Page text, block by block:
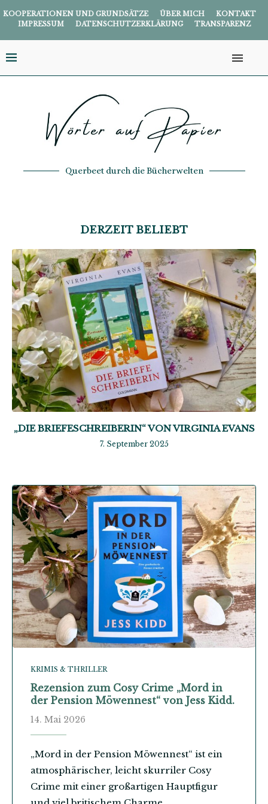
KOOPERATIONEN UND GRUNDSÄTZE ÜBER MICH
KONTAKT
IMPRESSUM
DATENSCHUTZERKLÄRUNG TRANSPARENZ
Querbeet durch die Bücherwelten
DERZEIT BELIEBT
„DIE BRIEFESCHREIBERIN“ VON VIRGINIA EVANS
7. September 2025
KRIMIS & THRILLER
Rezension zum Cosy Crime „Mord in
der Pension Möwennest“ von Jess Kidd.
14. Mai 2026
„Mord in der Pension Möwennest“ ist ein
atmosphärischer, leicht skurriler Cosy
Crime mit einer großartigen Hauptfigur